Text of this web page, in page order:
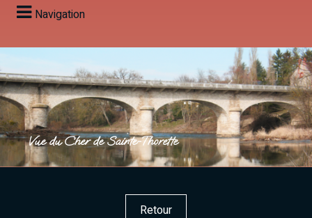
Navigation
Vue du Cher de Sainte-Thorette
Retour